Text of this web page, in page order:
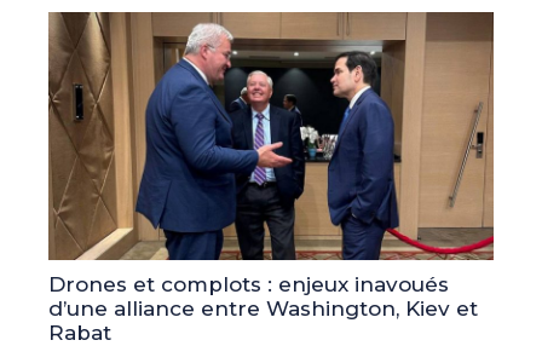
Drones et complots : enjeux inavoués
d’une alliance entre Washington, Kiev et
Rabat